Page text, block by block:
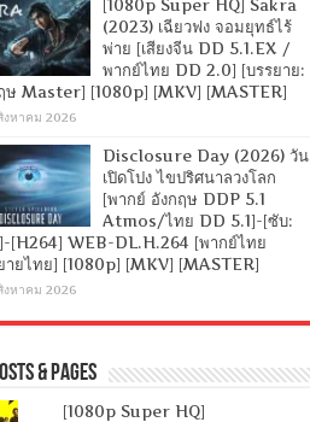
[1080p Super HQ] Sakra
(2023) เฉียวฟง จอมยุทธ์ไร้
พ่าย [เสียงจีน DD 5.1.EX /
พากย์ไทย DD 2.0] [บรรยาย:
ษ Master] [1080p] [MKV] [MASTER]
งหาคม 2026
Disclosure Day (2026) วัน
เปิดโปง ไขปริศนาลวงโลก
[พากย์ อังกฤษ DDP 5.1
Atmos/ไทย DD 5.1]-[ซับ:
[H264] WEB-DL.H.264 [พากย์ไทย
ายไทย] [1080p] [MKV] [MASTER]
งหาคม 2026
& Pages
[1080p Super HQ]